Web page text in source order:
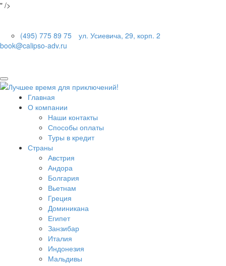
" />
(495) 775 89 75
ул. Усиевича, 29, корп. 2
book@calipso-adv.ru
Главная
О компании
Наши контакты
Способы оплаты
Туры в кредит
Страны
Австрия
Андора
Болгария
Вьетнам
Греция
Доминикана
Египет
Занзибар
Италия
Индонезия
Мальдивы